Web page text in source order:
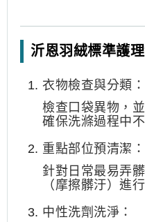
沂恩羽絨標準護
衣物檢查與分類：
檢查口袋異物，
確保洗滌過程中
重點部位預清潔：
針對日常最易弄
（摩擦髒汙）進
中性洗劑洗淨：